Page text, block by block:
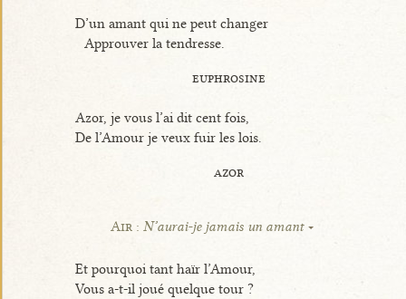
D’un amant qui ne peut changer
Approuver la tendresse.
euphrosine
Azor, je vous l’ai dit cent fois,
De l’Amour je veux fuir les lois.
azor
Air : N’aurai-je jamais un amant
Et pourquoi tant haïr l’Amour,
Vous a-t-il joué quelque tour ?